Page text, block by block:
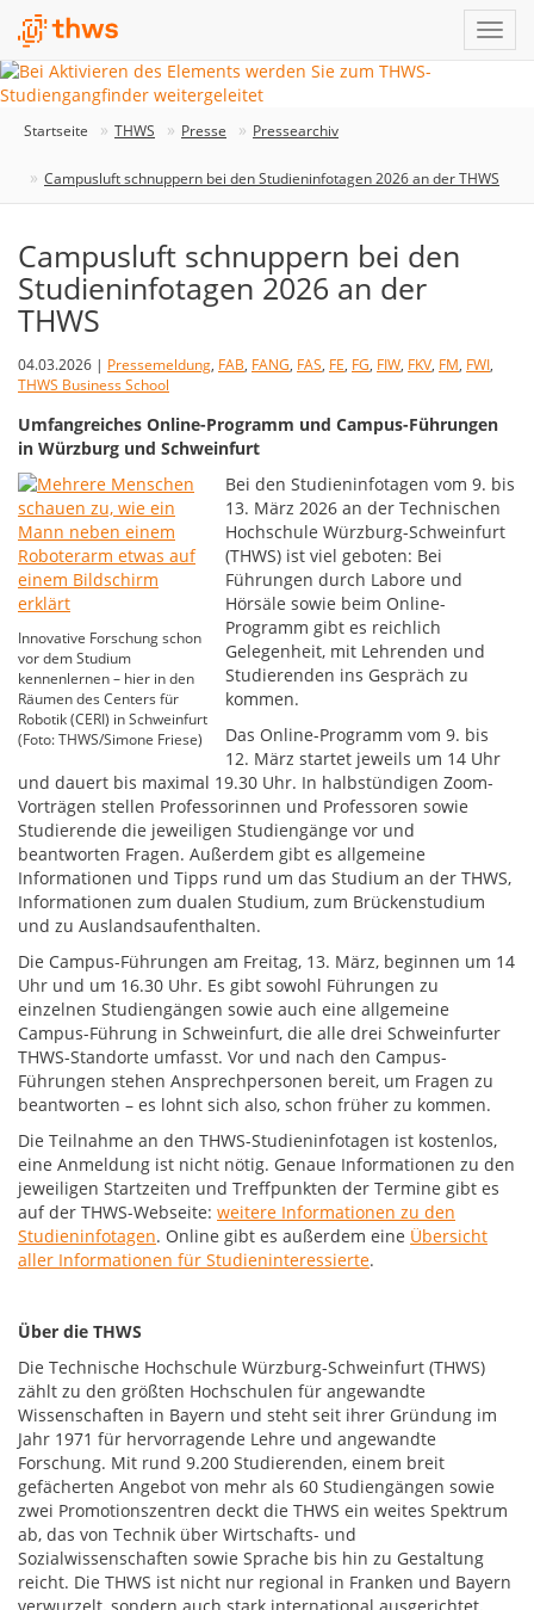
Startseite THWS Presse Pressearchiv
Campusluft schnuppern bei den Studieninfotagen 2026 an der THWS
Campusluft schnuppern bei den
Studieninfotagen 2026 an der
THWS
04.03.2026 | Pressemeldung, FAB, FANG, FAS, FE, FG, FIW, FKV, FM, FWI,
THWS Business School
Umfangreiches Online-Programm und Campus-Führungen
in Würzburg und Schweinfurt
Innovative Forschung schon
vor dem Studium
kennenlernen – hier in den
Räumen des Centers für
Robotik (CERI) in Schweinfurt
(Foto: THWS/Simone Friese)
Bei den Studieninfotagen vom 9. bis
13. März 2026 an der Technischen
Hochschule Würzburg-Schweinfurt
(THWS) ist viel geboten: Bei
Führungen durch Labore und
Hörsäle sowie beim Online-
Programm gibt es reichlich
Gelegenheit, mit Lehrenden und
Studierenden ins Gespräch zu
kommen.
Das Online-Programm vom 9. bis
12. März startet jeweils um 14 Uhr
und dauert bis maximal 19.30 Uhr. In halbstündigen Zoom-
Vorträgen stellen Professorinnen und Professoren sowie
Studierende die jeweiligen Studiengänge vor und
beantworten Fragen. Außerdem gibt es allgemeine
Informationen und Tipps rund um das Studium an der THWS,
Informationen zum dualen Studium, zum Brückenstudium
und zu Auslandsaufenthalten.
Die Campus-Führungen am Freitag, 13. März, beginnen um 14
Uhr und um 16.30 Uhr. Es gibt sowohl Führungen zu
einzelnen Studiengängen sowie auch eine allgemeine
Campus-Führung in Schweinfurt, die alle drei Schweinfurter
THWS-Standorte umfasst. Vor und nach den Campus-
Führungen stehen Ansprechpersonen bereit, um Fragen zu
beantworten – es lohnt sich also, schon früher zu kommen.
Die Teilnahme an den THWS-Studieninfotagen ist kostenlos,
eine Anmeldung ist nicht nötig. Genaue Informationen zu den
jeweiligen Startzeiten und Treffpunkten der Termine gibt es
auf der THWS-Webseite: weitere Informationen zu den
Studieninfotagen. Online gibt es außerdem eine Übersicht
aller Informationen für Studieninteressierte.
Über die THWS
Die Technische Hochschule Würzburg-Schweinfurt (THWS)
zählt zu den größten Hochschulen für angewandte
Wissenschaften in Bayern und steht seit ihrer Gründung im
Jahr 1971 für hervorragende Lehre und angewandte
Forschung. Mit rund 9.200 Studierenden, einem breit
gefächerten Angebot von mehr als 60 Studiengängen sowie
zwei Promotionszentren deckt die THWS ein weites Spektrum
ab, das von Technik über Wirtschafts- und
Sozialwissenschaften sowie Sprache bis hin zu Gestaltung
reicht. Die THWS ist nicht nur regional in Franken und Bayern